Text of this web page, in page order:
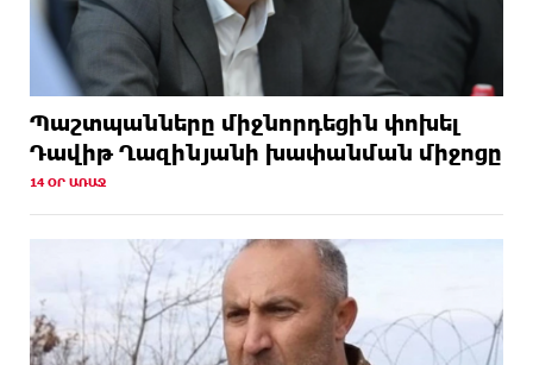
Պաշտպանները միջնորդեցին փոխել
Դավիթ Ղազինյանի խափանման միջոցը
14 ՕՐ ԱՌԱՋ